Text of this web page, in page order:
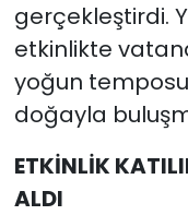
gerçekleştirdi.
etkinlikte
yoğun
doğayla
ETKİNLİK
ALDI